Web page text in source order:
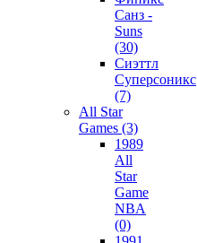
Санз -
Suns
(30)
Сиэттл
Суперсоникс
(7)
All Star
Games (3)
1989
All
Star
Game
NBA
(0)